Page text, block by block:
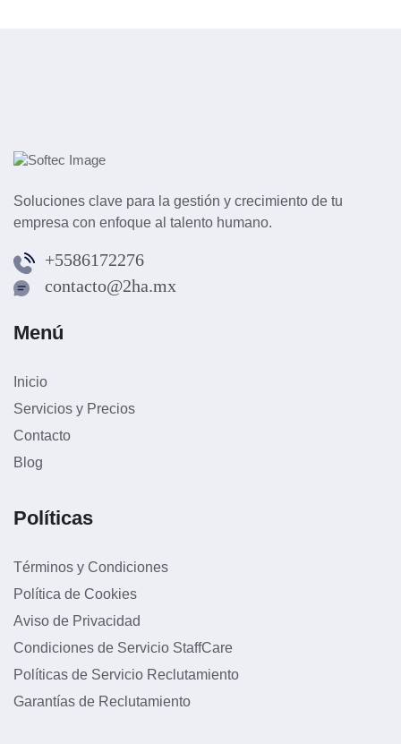
Soluciones clave para la gestión y crecimiento de tu
empresa con enfoque al talento humano.
+5586172276
contacto@2ha.mx
Menú
Inicio
Servicios y Precios
Contacto
Blog
Políticas
Términos y Condiciones
Política de Cookies
Aviso de Privacidad
Condiciones de Servicio StaffCare
Políticas de Servicio Reclutamiento
Garantías de Reclutamiento